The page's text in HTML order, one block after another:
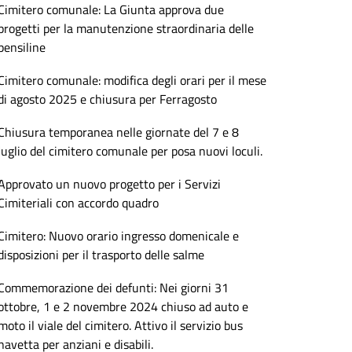
comunale: La Giunta approva due
per la manutenzione straordinaria delle
comunale: modifica degli orari per il mese
agosto 2025 e chiusura per Ferragosto
temporanea nelle giornate del 7 e 8
del cimitero comunale per posa nuovi loculi.
un nuovo progetto per i Servizi
con accordo quadro
Nuovo orario ingresso domenicale e
per il trasporto delle salme
dei defunti: Nei giorni 31
1 e 2 novembre 2024 chiuso ad auto e
il viale del cimitero. Attivo il servizio bus
per anziani e disabili.